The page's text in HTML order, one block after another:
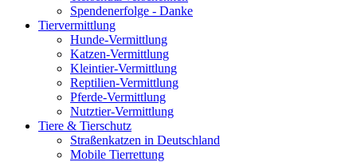
Spendenerfolge - Danke
Tiervermittlung
Hunde-Vermittlung
Katzen-Vermittlung
Kleintier-Vermittlung
Reptilien-Vermittlung
Pferde-Vermittlung
Nutztier-Vermittlung
Tiere & Tierschutz
Straßenkatzen in Deutschland
Mobile Tierrettung